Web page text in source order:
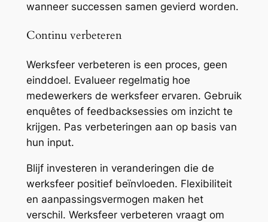
wanneer successen samen gevierd worden.
Continu verbeteren
Werksfeer verbeteren is een proces, geen
einddoel. Evalueer regelmatig hoe
medewerkers de werksfeer ervaren. Gebruik
enquêtes of feedbacksessies om inzicht te
krijgen. Pas verbeteringen aan op basis van
hun input.
Blijf investeren in veranderingen die de
werksfeer positief beïnvloeden. Flexibiliteit
en aanpassingsvermogen maken het
verschil. Werksfeer verbeteren vraagt om